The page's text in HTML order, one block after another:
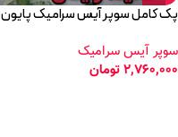
پک کامل سوپر آیس سرامیک پایون
سوپر آیس سرامیک
2,760,000تومان